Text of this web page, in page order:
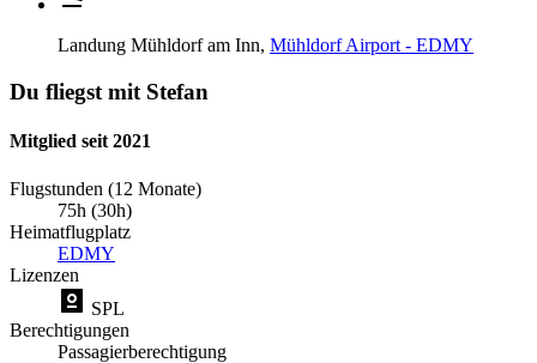
Landung Mühldorf am Inn, Mühldorf Airport - EDMY
Du fliegst mit Stefan
Mitglied seit 2021
Flugstunden (12 Monate)
75h (30h)
Heimatflugplatz
EDMY
Lizenzen
SPL
Berechtigungen
Passagierberechtigung